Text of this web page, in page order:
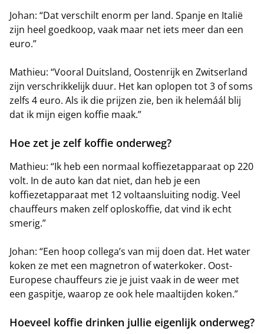
Johan: “Dat verschilt enorm per land. Spanje en Italië
zijn heel goedkoop, vaak maar net iets meer dan een
euro.”
Mathieu: “Vooral Duitsland, Oostenrijk en Zwitserland
zijn verschrikkelijk duur. Het kan oplopen tot 3 of soms
zelfs 4 euro. Als ik die prijzen zie, ben ik helemáál blij
dat ik mijn eigen koffie maak.”
Hoe zet je zelf koffie onderweg?
Mathieu: “Ik heb een normaal koffiezetapparaat op 220
volt. In de auto kan dat niet, dan heb je een
koffiezetapparaat met 12 voltaansluiting nodig. Veel
chauffeurs maken zelf oploskoffie, dat vind ik echt
smerig.”
Johan: “Een hoop collega’s van mij doen dat. Het water
koken ze met een magnetron of waterkoker. Oost-
Europese chauffeurs zie je juist vaak in de weer met
een gaspitje, waarop ze ook hele maaltijden koken.”
Hoeveel koffie drinken jullie eigenlijk onderweg?